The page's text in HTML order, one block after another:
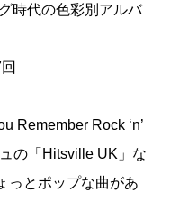
時代の色彩別アルバ
Remember Rock ‘n’
の「Hitsville UK」な
っとポップな曲があ